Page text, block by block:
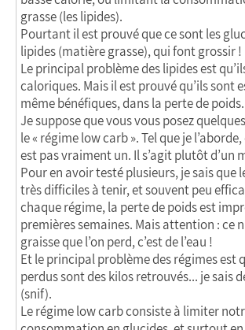
grasse (les lipides).
Pourtant il est prouvé que ce sont les
lipides (matière grasse), qui font grossir !
Le principal problème des lipides est
caloriques. Mais il est prouvé qu’ils sont
même bénéfiques, dans la perte de poids.
Je suppose que vous vous posez
le « régime low carb ». Tel que je l’aborde,
est pas vraiment un. Il s’agit plutôt d’un
Pour en avoir testé plusieurs, je sais que
très difficiles à tenir, et souvent peu
chaque régime, la perte de poids est
premières semaines. Mais attention : ce
graisse que l’on perd, c’est de l’eau !
Et le principal problème des régimes est
perdus sont des kilos retrouvés... je sais
(snif).
Le régime low carb consiste à limiter